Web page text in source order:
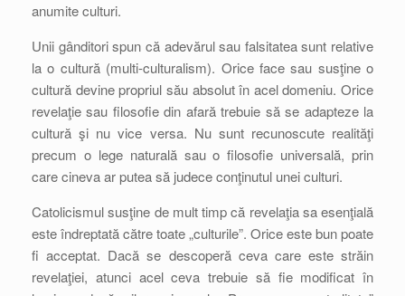
anumite culturi.
Unii gânditori spun că adevărul sau falsitatea sunt relative
la o cultură (multi-culturalism). Orice face sau susţine o
cultură devine propriul său absolut în acel domeniu. Orice
revelaţie sau filosofie din afară trebuie să se adapteze la
cultură şi nu vice versa. Nu sunt recunoscute realităţi
precum o lege naturală sau o filosofie universală, prin
care cineva ar putea să judece conţinutul unei culturi.
Catolicismul susţine de mult timp că revelaţia sa esenţială
este îndreptată către toate „culturile”. Orice este bun poate
fi acceptat. Dacă se descoperă ceva care este străin
revelaţiei, atunci acel ceva trebuie să fie modificat în